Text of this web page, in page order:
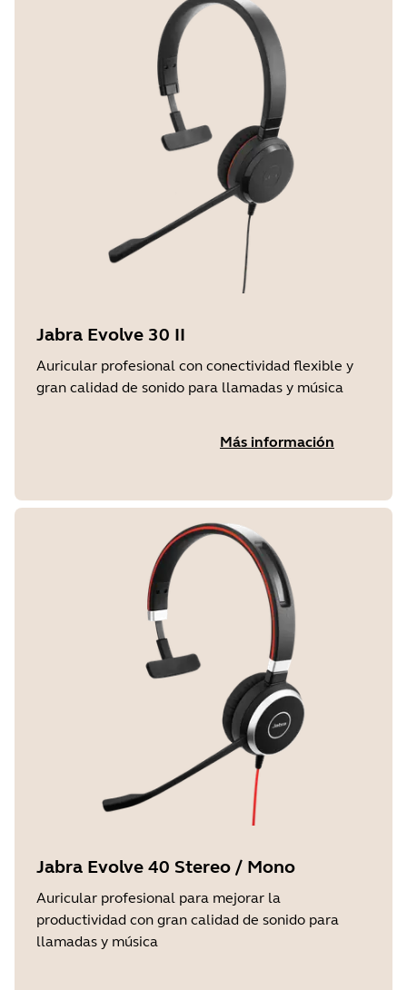
Jabra Evolve 30 II
Auricular profesional con conectividad flexible y
gran calidad de sonido para llamadas y música
Más información
Jabra Evolve 40 Stereo / Mono
Auricular profesional para mejorar la
productividad con gran calidad de sonido para
llamadas y música